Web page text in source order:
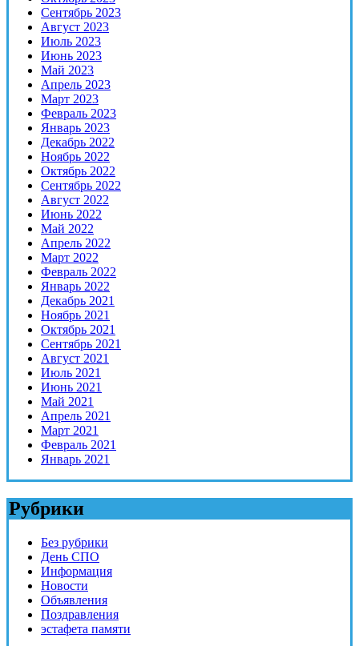
Сентябрь 2023
Август 2023
Июль 2023
Июнь 2023
Май 2023
Апрель 2023
Март 2023
Февраль 2023
Январь 2023
Декабрь 2022
Ноябрь 2022
Октябрь 2022
Сентябрь 2022
Август 2022
Июнь 2022
Май 2022
Апрель 2022
Март 2022
Февраль 2022
Январь 2022
Декабрь 2021
Ноябрь 2021
Октябрь 2021
Сентябрь 2021
Август 2021
Июль 2021
Июнь 2021
Май 2021
Апрель 2021
Март 2021
Февраль 2021
Январь 2021
Рубрики
Без рубрики
День СПО
Информация
Новости
Объявления
Поздравления
эстафета памяти